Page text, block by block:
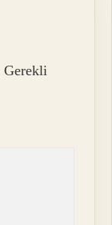
Gerekli